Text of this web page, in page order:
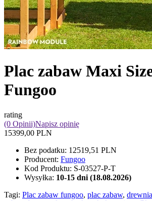
Plac zabaw Maxi
Fungoo
rating
(0 Opinii)Napisz opinię
15399,00 PLN
Bez podatku: 12519,51 PLN
Producent: Fungoo
Kod Produktu: S-03527-P-T
Wysyłka: 10-15 dni (18.08.2026)
Tagi: Plac zabaw fungoo, plac zabaw,